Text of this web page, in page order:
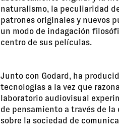
naturalismo, la peculiaridad
patrones originales y nuevos
un modo de indagación
centro de sus películas.
Junto con Godard, ha
tecnologías a la vez que
laboratorio audiovisual
de pensamiento a través de
sobre la sociedad de